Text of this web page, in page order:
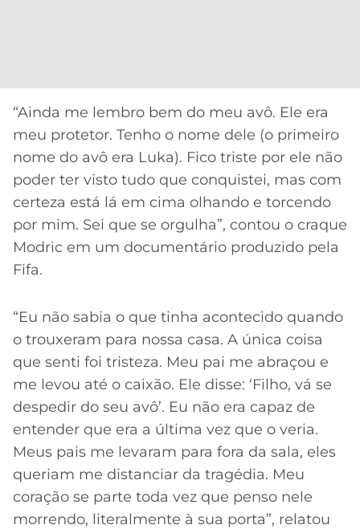
“Ainda me lembro bem do meu avô. Ele era
meu protetor. Tenho o nome dele (o primeiro
nome do avô era Luka). Fico triste por ele não
poder ter visto tudo que conquistei, mas com
certeza está lá em cima olhando e torcendo
por mim. Sei que se orgulha”, contou o craque
Modric em um documentário produzido pela
Fifa.
“Eu não sabia o que tinha acontecido quando
o trouxeram para nossa casa. A única coisa
que senti foi tristeza. Meu pai me abraçou e
me levou até o caixão. Ele disse: ‘Filho, vá se
despedir do seu avô’. Eu não era capaz de
entender que era a última vez que o veria.
Meus pais me levaram para fora da sala, eles
queriam me distanciar da tragédia. Meu
coração se parte toda vez que penso nele
morrendo, literalmente à sua porta”, relatou